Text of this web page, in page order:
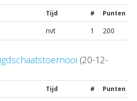
Tijd # Punten
nvt 1 200
(20-12-
Tijd # Punten